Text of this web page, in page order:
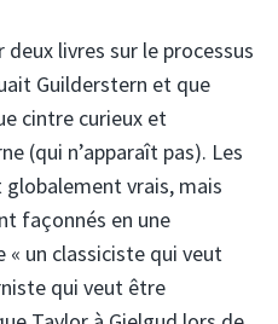
livres sur le processus
Guilderstern et que
cintre curieux et
(qui n’apparaît pas). Les
vrais, mais
façonnés en une
un classiciste qui veut
qui veut être